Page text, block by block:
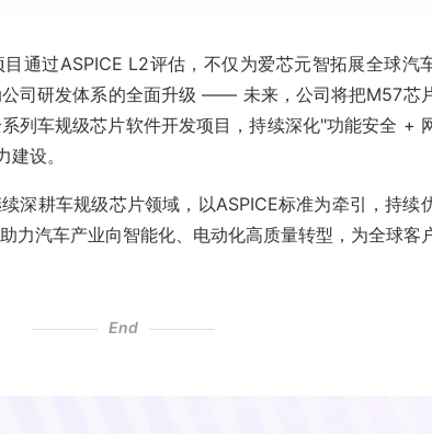
通过ASPICE L2评估，不仅为爱芯元智拓展全球汽
司研发体系的全面升级 —— 未来，公司将把M57芯
列车规级芯片软件开发项目，持续深化"功能安全 +
设。
深耕车规级芯片领域，以ASPICE标准为牵引，持续
力汽车产业向智能化、电动化高质量转型，为全球客
End